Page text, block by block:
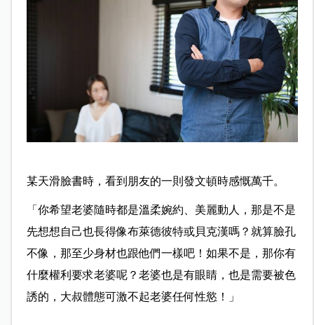
某天滑臉書時，看到朋友的一則發文頓時感慨萬千。
「你希望老婆隨時都是溫柔婉約、美麗動人，那是不是
先想想自己也長得像布萊德彼特或貝克漢嗎？就算臉孔
不像，那至少身材也跟他們一樣吧！如果不是，那你有
什麼權利要求老婆呢？老婆也是有眼睛，也是需要被色
誘的，大叔體態可激不起老婆任何性慾！」